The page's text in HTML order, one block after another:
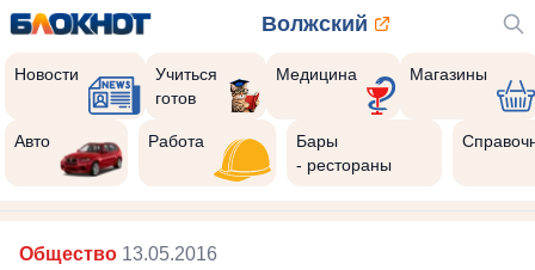
Волжский
Новости
Учиться
готов
Медицина Магазины
Авто Работа
Бары
- рестораны
Общество 13.05.2016